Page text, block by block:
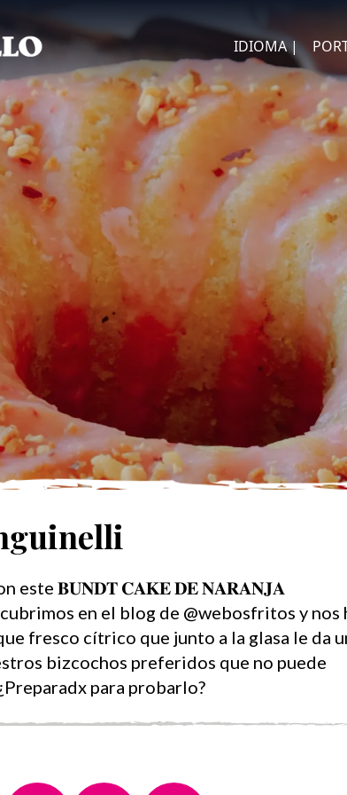
IDIOMA |
este 𝐁𝐔𝐍𝐃𝐓 𝐂𝐀𝐊𝐄 𝐃𝐄 𝐍𝐀𝐑𝐀𝐍𝐉𝐀
en el blog de @webosfritos y nos
fresco cítrico que junto a la glasa le da
bizcochos preferidos que no puede
para probarlo?